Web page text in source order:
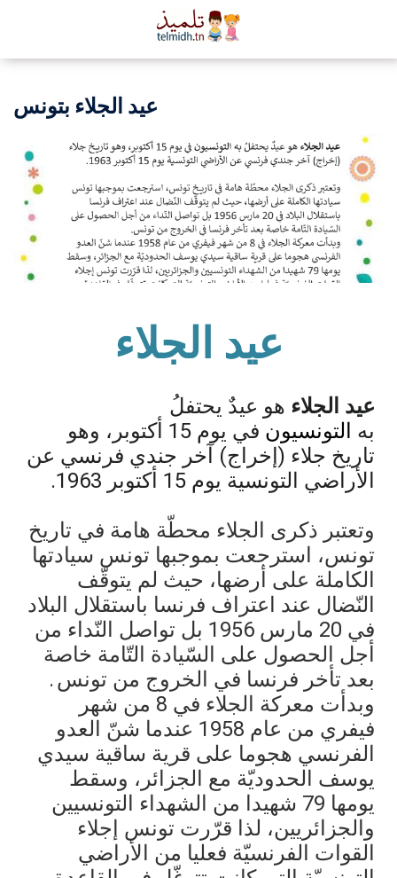
عيد الجلاء بتونس
عيد الجلاء
عيد الجلاء هو عيدٌ يحتفلُ
به التونسيون
في يوم 15 أكتوبر، وهو
تاريخ جلاء (إخراج) آخر جندي فرنسي عن
الأراضي التونسية يوم 15 أكتوبر 1963
.
وتعتبر ذكرى الجلاء محطّة هامة في تاريخ
تونس، استرجعت بموجبها تونس سيادتها
الكاملة على أرضها، حيث لم يتوقّف
النّضال عند اعتراف فرنسا باستقلال البلاد
في 20 مارس 1956 بل تواصل النّداء من
أجل الحصول على السّيادة التّامة خاصة
بعد تأخر فرنسا في الخروج من تونس.
وبدأت معركة الجلاء في 8 من شهر
فيفري من عام 1958 عندما شنّ العدو
الفرنسي هجوما على قرية ساقية سيدي
يوسف الحدوديّة مع الجزائر، وسقط
يومها 79 شهيدا من الشهداء التونسيين
والجزائريين، لذا قرّرت تونس إجلاء
القوات الفرنسيّة فعليا من الأراضي